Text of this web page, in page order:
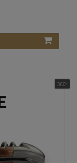
360°